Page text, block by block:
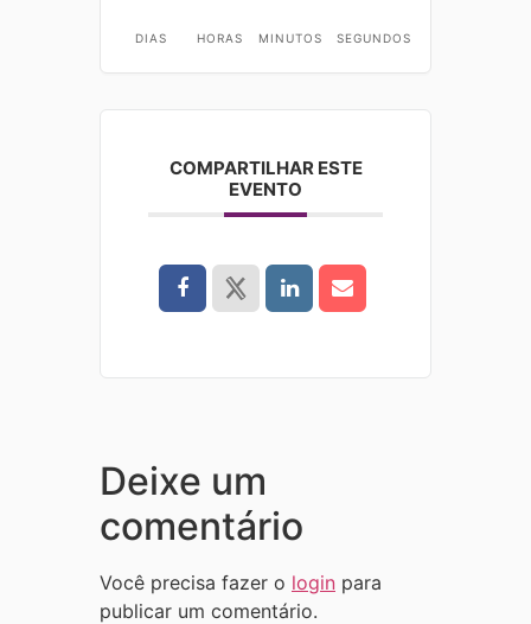
DIAS HORAS MINUTOS SEGUNDOS
COMPARTILHAR ESTE
EVENTO
Deixe um
comentário
Você precisa fazer o login para
publicar um comentário.